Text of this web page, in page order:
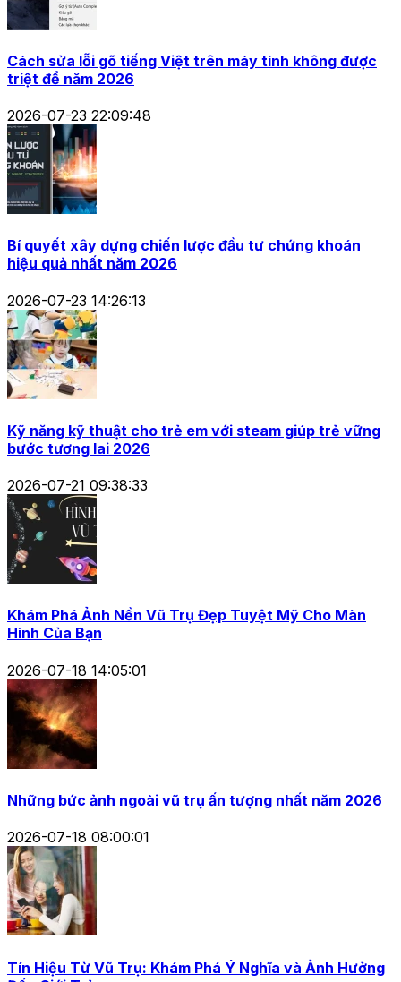
Cách sửa lỗi gõ tiếng Việt trên máy tính không được
triệt để năm 2026
2026-07-23 22:09:48
Bí quyết xây dựng chiến lược đầu tư chứng khoán
hiệu quả nhất năm 2026
2026-07-23 14:26:13
Kỹ năng kỹ thuật cho trẻ em với steam giúp trẻ vững
bước tương lai 2026
2026-07-21 09:38:33
Khám Phá Ảnh Nền Vũ Trụ Đẹp Tuyệt Mỹ Cho Màn
Hình Của Bạn
2026-07-18 14:05:01
Những bức ảnh ngoài vũ trụ ấn tượng nhất năm 2026
2026-07-18 08:00:01
Tín Hiệu Từ Vũ Trụ: Khám Phá Ý Nghĩa và Ảnh Hưởng